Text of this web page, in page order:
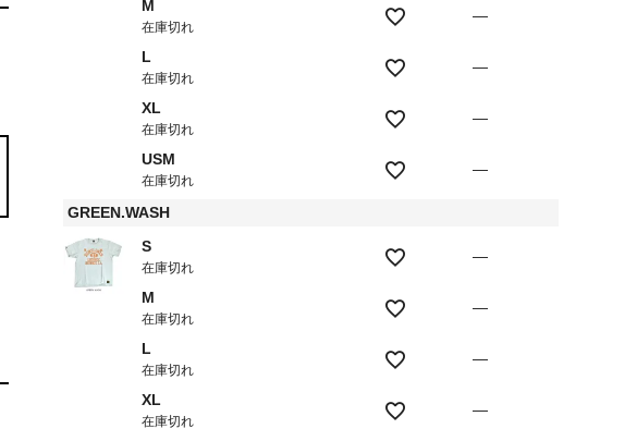
M
在庫切れ
—
L
在庫切れ
—
XL
在庫切れ
—
USM
在庫切れ
—
GREEN.WASH
S
在庫切れ
—
M
在庫切れ
—
L
在庫切れ
—
XL
在庫切れ
—